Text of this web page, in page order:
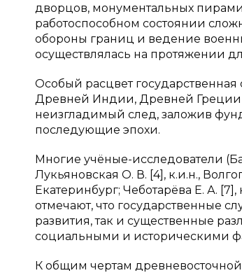
дворцов, монументальных
работоспособном состоянии
обороны границ и ведение
осуществлялась на протяжении
Особый расцвет
Древней Индии, Древней Греции
неизгладимый след, заложив
последующие эпохи.
Многие учёные-исследователи
Лукьяновская О. В. [4], к.и.н.,
Екатеринбург; Чеботарёва Е. А.
отмечают, что государственные
развития, так и существенные
социальными и историческими
К общим чертам